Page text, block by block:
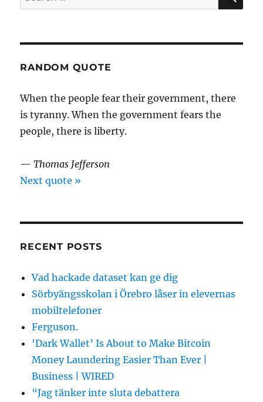
for:
RANDOM QUOTE
When the people fear their government, there
is tyranny. When the government fears the
people, there is liberty.
—Thomas Jefferson
Next quote »
RECENT POSTS
Vad hackade dataset kan ge dig
Sörbyängsskolan i Örebro låser in elevernas
mobiltelefoner
Ferguson.
‘Dark Wallet’ Is About to Make Bitcoin
Money Laundering Easier Than Ever |
Business | WIRED
“Jag tänker inte sluta debattera